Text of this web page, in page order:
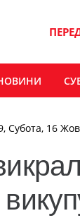
Субота, 16